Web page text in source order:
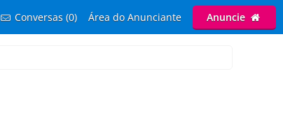
Conversas (0) Área do Anunciante Anuncie